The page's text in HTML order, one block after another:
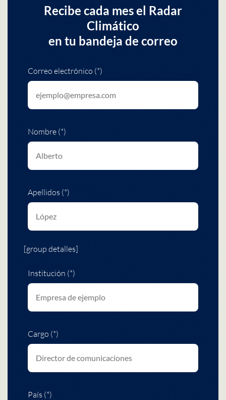
Recibe cada mes el Radar
Climático
en tu bandeja de correo
Correo electrónico (*)
Nombre (*)
Apellidos (*)
[group detalles]
Institución (*)
Cargo (*)
País (*)